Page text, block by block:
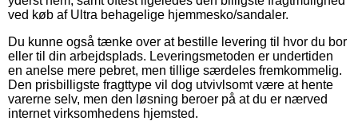
ved køb af Ultra behagelige hjemmesko/sandaler.
Du kunne også tænke over at bestille levering til hvor du bor
eller til din arbejdsplads. Leveringsmetoden er undertiden
en anelse mere pebret, men tillige særdeles fremkommelig.
Den prisbilligste fragttype vil dog utvivlsomt være at hente
varerne selv, men den løsning beroer på at du er nærved
internet virksomhedens hjemsted.